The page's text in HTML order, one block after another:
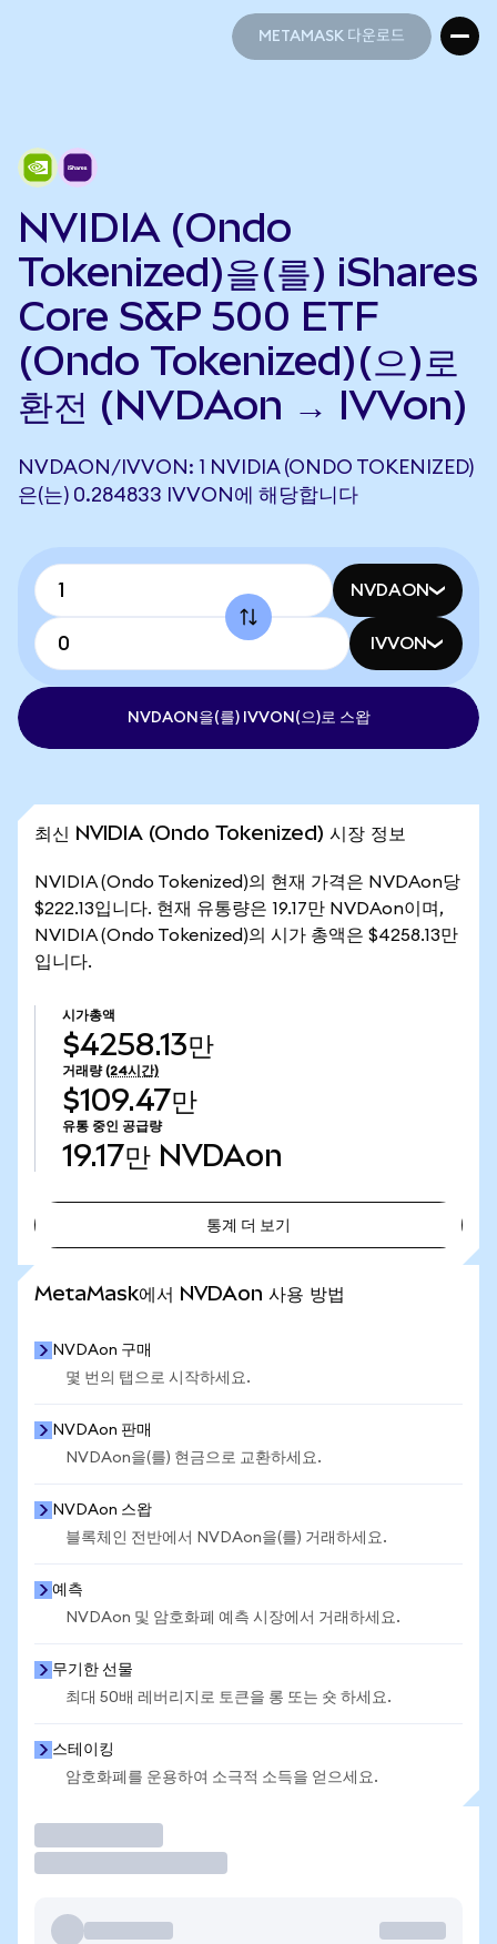
METAMASK 다운로드
NVIDIA (Ondo
Tokenized)을(를) iShares
Core S&P 500 ETF
(Ondo Tokenized)(으)로
환전 (NVDAon → IVVon)
NVDAON/IVVON: 1 NVIDIA (ONDO TOKENIZED)
은(는) 0.284833 IVVON에 해당합니다
NVDAON
IVVON
NVDAON을(를) IVVON(으)로 스왑
최신 NVIDIA (Ondo Tokenized) 시장 정보
NVIDIA (Ondo Tokenized)의 현재 가격은 NVDAon당
$222.13입니다. 현재 유통량은 19.17만 NVDAon이며,
NVIDIA (Ondo Tokenized)의 시가 총액은 $4258.13만
입니다.
시가총액
$4258.13만
거래량 (24시간)
$109.47만
유통 중인 공급량
19.17만 NVDAon
통계 더 보기
MetaMask에서 NVDAon 사용 방법
NVDAon 구매
몇 번의 탭으로 시작하세요.
NVDAon 판매
NVDAon을(를) 현금으로 교환하세요.
NVDAon 스왑
블록체인 전반에서 NVDAon을(를) 거래하세요.
예측
NVDAon 및 암호화폐 예측 시장에서 거래하세요.
무기한 선물
최대 50배 레버리지로 토큰을 롱 또는 숏 하세요.
스테이킹
암호화폐를 운용하여 소극적 소득을 얻으세요.